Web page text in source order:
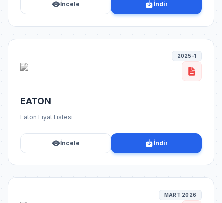
İncele İndir
2025-1
EATON
Eaton Fiyat Listesi
İncele İndir
MART 2026